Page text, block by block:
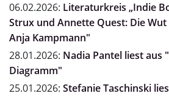
06.02.2026: Literaturkreis „Indie
Strux und Annette Quest: Die
Anja Kampmann"
28.01.2026: Nadia Pantel liest aus
Diagramm"
25.01.2026: Stefanie Taschinski